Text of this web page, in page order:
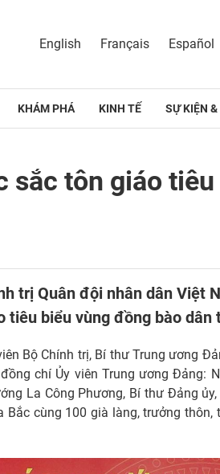
English Français Español
KHÁM PHÁ KINH TẾ SỰ KIỆN
sắc tôn giáo
trị Quân đội nhân dân Việt
biểu vùng đồng bào
Bộ Chính trị, Bí thư Trung ương
chí Ủy viên Trung ương Đảng:
La Công Phương, Bí thư Đảng
cùng 100 già làng, trưởng